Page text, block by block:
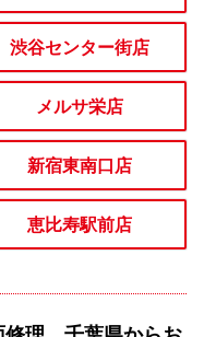
渋谷センター街店
メルサ栄店
新宿東南口店
恵比寿駅前店